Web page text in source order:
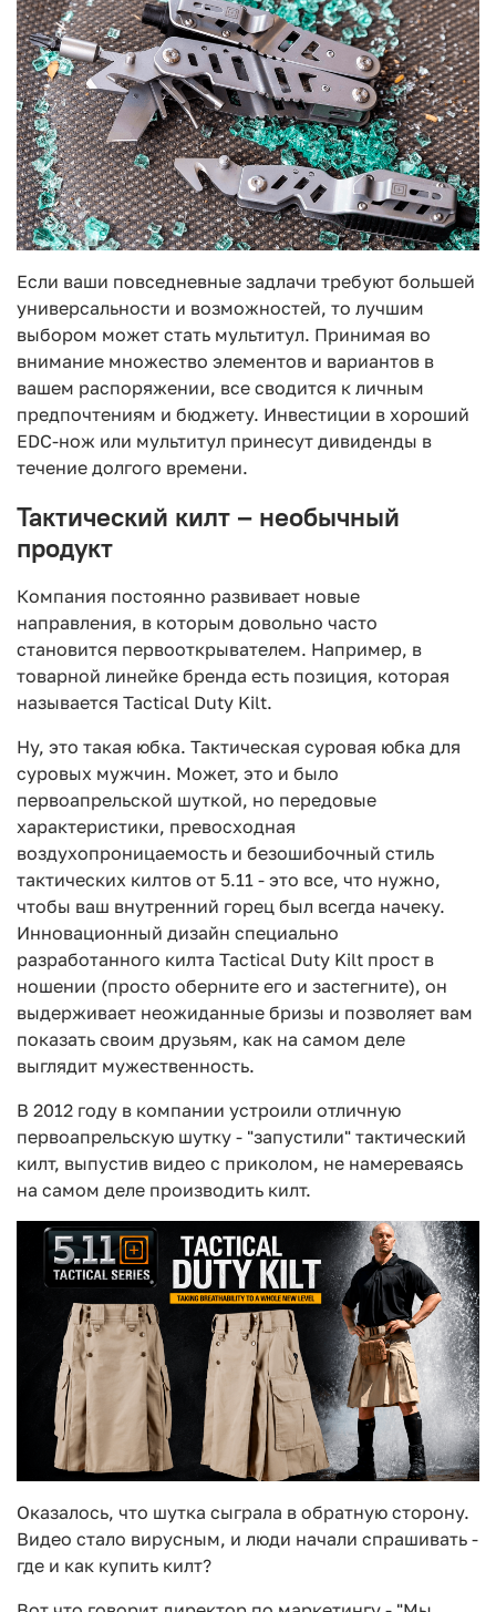
Если ваши повседневные задлачи требуют большей
универсальности и возможностей, то лучшим
выбором может стать мультитул. Принимая во
внимание множество элементов и вариантов в
вашем распоряжении, все сводится к личным
предпочтениям и бюджету. Инвестиции в хороший
EDC-нож или мультитул принесут дивиденды в
течение долгого времени.
Тактический килт – необычный
продукт
Компания постоянно развивает новые
направления, в которым довольно часто
становится первооткрывателем. Например, в
товарной линейке бренда есть позиция, которая
называется Tactical Duty Kilt.
Ну, это такая юбка. Тактическая суровая юбка для
суровых мужчин. Может, это и было
первоапрельской шуткой, но передовые
характеристики, превосходная
воздухопроницаемость и безошибочный стиль
тактических килтов от 5.11 - это все, что нужно,
чтобы ваш внутренний горец был всегда начеку.
Инновационный дизайн специально
разработанного килта Tactical Duty Kilt прост в
ношении (просто оберните его и застегните), он
выдерживает неожиданные бризы и позволяет вам
показать своим друзьям, как на самом деле
выглядит мужественность.
В 2012 году в компании устроили отличную
первоапрельскую шутку - "запустили" тактический
килт, выпустив видео с приколом, не намереваясь
на самом деле производить килт.
Оказалось, что шутка сыграла в обратную сторону.
Видео стало вирусным, и люди начали спрашивать -
где и как купить килт?